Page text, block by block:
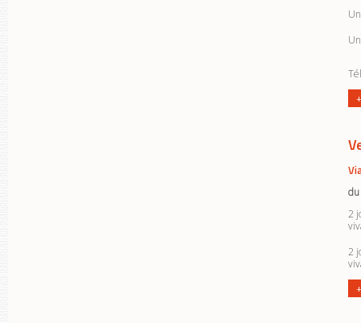
2
2